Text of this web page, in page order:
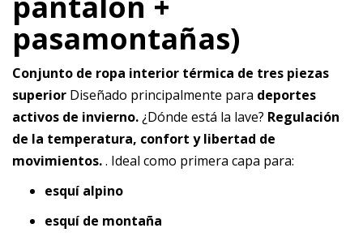
pasamontañas)
Conjunto de ropa interior térmica de tres piezas
superior Diseñado principalmente para deportes
activos de invierno.¿Dónde está la lave? Regulación
de la temperatura, confort y libertad de
movimientos.. Ideal como primera capa para:
esquí alpino
esquí de montaña